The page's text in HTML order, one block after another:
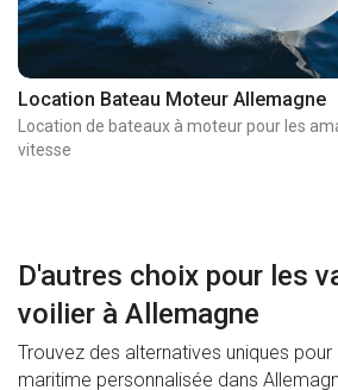
Location Bateau Moteur Allemagne
Location de bateaux à moteur pour les
vitesse
D'autres choix pour les
voilier à Allemagne
Trouvez des alternatives uniques pour
maritime personnalisée dans